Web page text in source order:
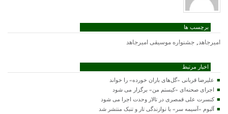
برچسب ها
امیرجاهد جشنواره موسیقی امیرجاهد
اخبار مرتبط
علیرضا قربانی «گل‌های باران خورده» را خواند
اجرای صحنه‌ای «کیستم من» برگزار می شود
کنسرت علی قمصری در تالار وحدت اجرا می شود
آلبوم «آسیمه سر» با نوازندگی تار و تنبک منتشر شد